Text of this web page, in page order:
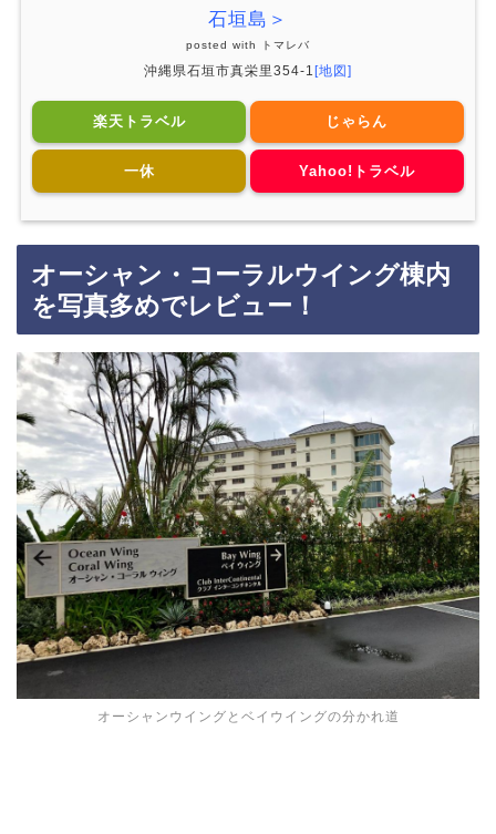
石垣島＞
posted with トマレバ
沖縄県石垣市真栄里354-1 [地図]
楽天トラベル じゃらん
一休 Yahoo!トラベル
オーシャン・コーラルウイング棟内
を写真多めでレビュー！
オーシャンウイングとベイウイングの分かれ道